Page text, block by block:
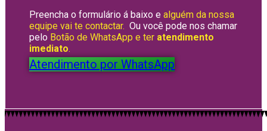
Preencha o formulário á baixo e alguém da nossa
equipe vai te contactar. Ou você pode nos chamar
pelo Botão de WhatsApp e ter atendimento
imediato.
Atendimento por WhatsApp